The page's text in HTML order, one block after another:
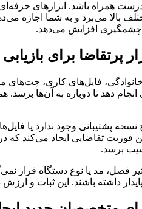
همراه باشد. ابزارهای
بالا می‌برد و به شما اجازه
چشمگیری افزایش می‌دهد.
پرتقاضا برای
خانوادگی، فایل‌های کاری،
دهد تا دوباره به آن‌ها برسد.
وجود ندارد یا
فوریت تقاضایی ایجاد می‌کند
برسد.
مد یا نوع دستگاه قرار
داشته باشند. این ثبات و